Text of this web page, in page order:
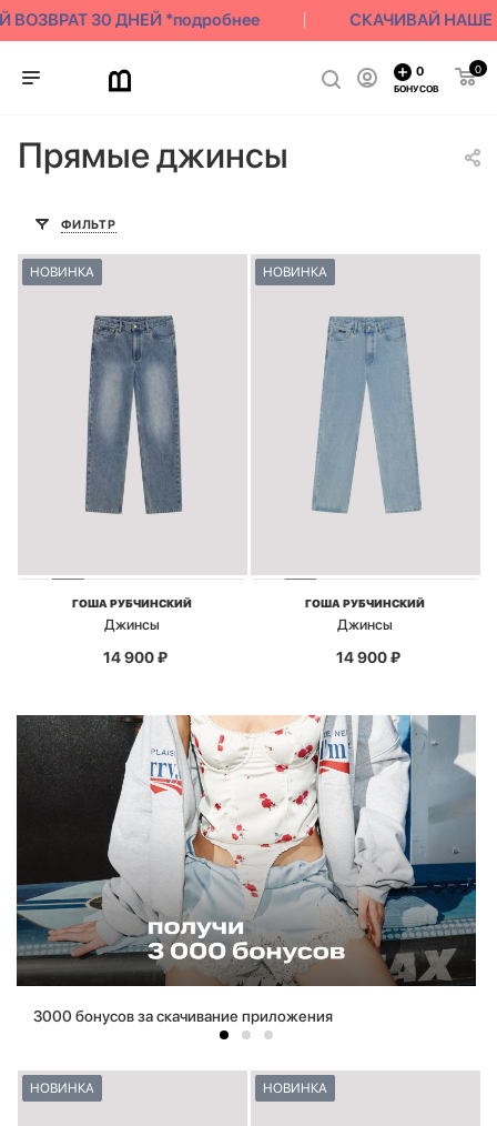
30 ДНЕЙ *подробнее СКАЧИВАЙ НАШЕ
0
0
БОНУСОВ
Прямые джинсы
ФИЛЬТР
НОВИНКА
ГОША РУБЧИНСКИЙ
Джинсы
14 900₽
НОВИНКА
ГОША РУБЧИНСКИЙ
Джинсы
14 900₽
3000 бонусов за скачивание приложения
НОВИНКА НОВИНКА